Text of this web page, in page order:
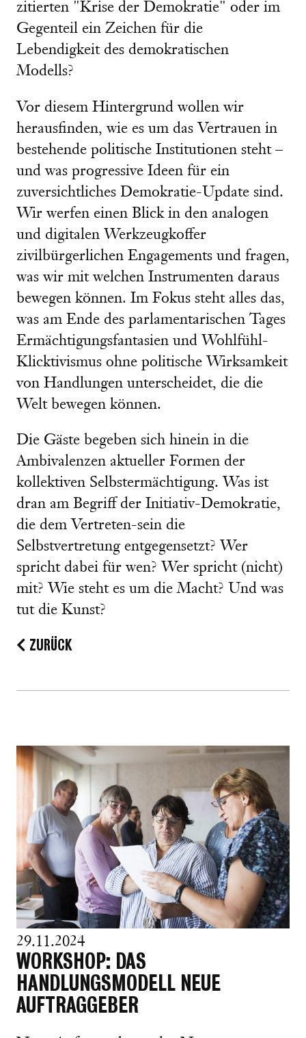
zitierten "Krise der Demokratie" oder im
Gegenteil ein Zeichen für die
Lebendigkeit des demokratischen
Modells?
Vor diesem Hintergrund wollen wir
herausfinden, wie es um das Vertrauen in
bestehende politische Institutionen steht –
und was progressive Ideen für ein
zuversichtliches Demokratie-Update sind.
Wir werfen einen Blick in den analogen
und digitalen Werkzeugkoffer
zivilbürgerlichen Engagements und fragen,
was wir mit welchen Instrumenten daraus
bewegen können. Im Fokus steht alles das,
was am Ende des parlamentarischen Tages
Ermächtigungsfantasien und Wohlfühl-
Klicktivismus ohne politische Wirksamkeit
von Handlungen unterscheidet, die die
Welt bewegen können.
Die Gäste begeben sich hinein in die
Ambivalenzen aktueller Formen der
kollektiven Selbstermächtigung. Was ist
dran am Begriff der Initiativ-Demokratie,
die dem Vertreten-sein die
Selbstvertretung entgegensetzt? Wer
spricht dabei für wen? Wer spricht (nicht)
mit? Wie steht es um die Macht? Und was
tut die Kunst?
ZURÜCK
29.11.2024
WORKSHOP: DAS
HANDLUNGSMODELL NEUE
AUFTRAGGEBER